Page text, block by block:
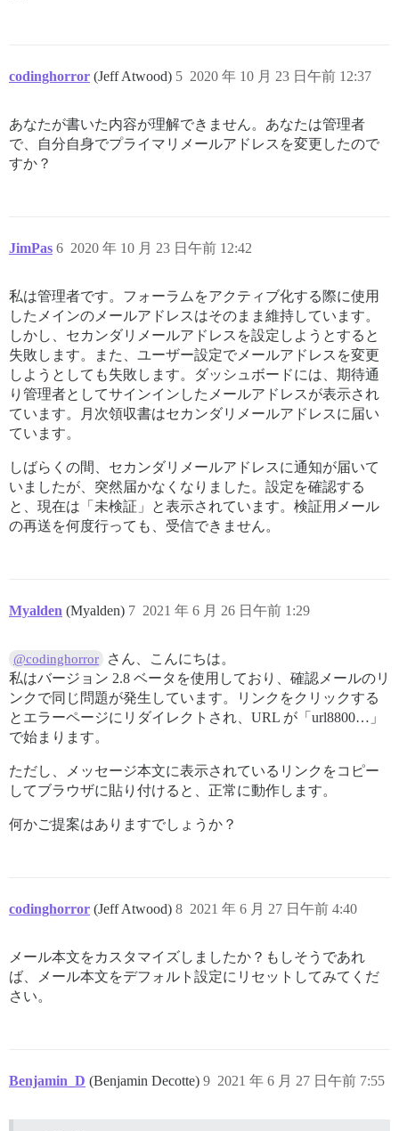
codinghorror (Jeff Atwood) 2020 年 10 月 23 日午前 12:37
5
あなたが書いた内容が理解できません。あなたは管理者
で、自分自身でプライマリメールアドレスを変更したので
すか？
JimPas 2020 年 10 月 23 日午前 12:42
6
私は管理者です。フォーラムをアクティブ化する際に使用
したメインのメールアドレスはそのまま維持しています。
しかし、セカンダリメールアドレスを設定しようとすると
失敗します。また、ユーザー設定でメールアドレスを変更
しようとしても失敗します。ダッシュボードには、期待通
り管理者としてサインインしたメールアドレスが表示され
ています。月次領収書はセカンダリメールアドレスに届い
ています。
しばらくの間、セカンダリメールアドレスに通知が届いて
いましたが、突然届かなくなりました。設定を確認する
と、現在は「未検証」と表示されています。検証用メール
の再送を何度行っても、受信できません。
Myalden (Myalden) 2021 年 6 月 26 日午前 1:29
7
@codinghorror
さん、こんにちは。
私はバージョン 2.8 ベータを使用しており、確認メールのリ
ンクで同じ問題が発生しています。リンクをクリックする
とエラーページにリダイレクトされ、URL が「url8800…」
で始まります。
ただし、メッセージ本文に表示されているリンクをコピー
してブラウザに貼り付けると、正常に動作します。
何かご提案はありますでしょうか？
codinghorror (Jeff Atwood) 2021 年 6 月 27 日午前 4:40
8
メール本文をカスタマイズしましたか？もしそうであれ
ば、メール本文をデフォルト設定にリセットしてみてくだ
さい。
Benjamin_D (Benjamin Decotte) 2021 年 6 月 27 日午前 7:55
9